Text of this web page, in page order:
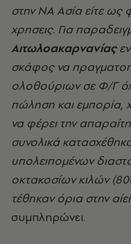
στην ΝΑ Ασία είτε ως
χρησεις. Για
Αιτωλοακαρνανίας
σκάφος να
ολοθούριων σε Φ/Γ
πώληση και
να φέρει την
συνολικά
υπολειπομένων
οκτακοσίων κιλών
τέθηκαν όρια στην
συμπληρώνει.